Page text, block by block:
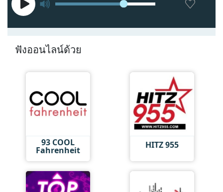
ฟังออนไลน์ด้วย
93 COOL
Fahrenheit HITZ 955